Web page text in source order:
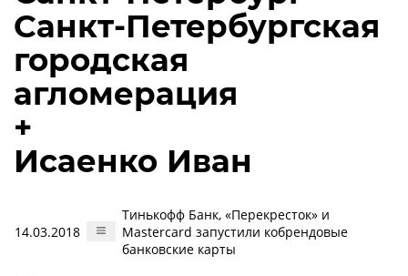
Санкт-Петербургская
городская
агломерация
+
Исаенко Иван
14.03.2018
Тинькофф Банк, «Перекресток» и
Mastercard запустили кобрендовые
банковские карты